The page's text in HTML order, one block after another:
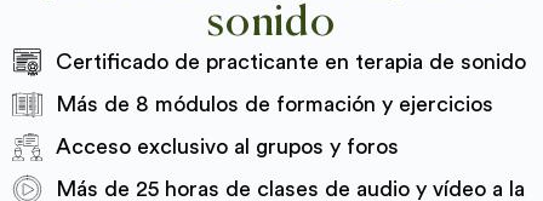
sonido
Certificado de practicante en terapia de sonido
Más de 8 módulos de formación y ejercicios
Acceso exclusivo al grupos y foros
Más de 25 horas de clases de audio y vídeo a la